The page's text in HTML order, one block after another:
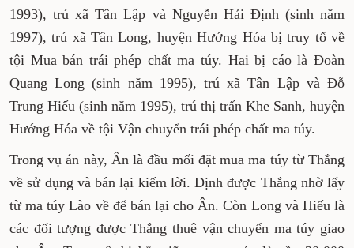
1993), trú xã Tân Lập và Nguyễn Hải Định (sinh năm
1997), trú xã Tân Long, huyện Hướng Hóa bị truy tố về
tội Mua bán trái phép chất ma túy. Hai bị cáo là Đoàn
Quang Long (sinh năm 1995), trú xã Tân Lập và Đỗ
Trung Hiếu (sinh năm 1995), trú thị trấn Khe Sanh, huyện
Hướng Hóa về tội Vận chuyển trái phép chất ma túy.
Trong vụ án này, Ân là đầu mối đặt mua ma túy từ Thắng
về sử dụng và bán lại kiếm lời. Định được Thắng nhờ lấy
từ ma túy Lào về để bán lại cho Ân. Còn Long và Hiếu là
các đối tượng được Thắng thuê vận chuyển ma túy giao